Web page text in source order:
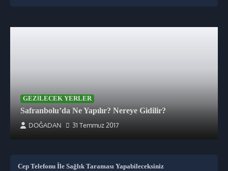
GEZILECEK YERLER
Safranbolu’da Ne Yapılır? Nereye Gidilir?
DOĞADAN 31 Temmuz 2017
Cep Telefonu İle Sağlık Taraması Yapabileceksiniz